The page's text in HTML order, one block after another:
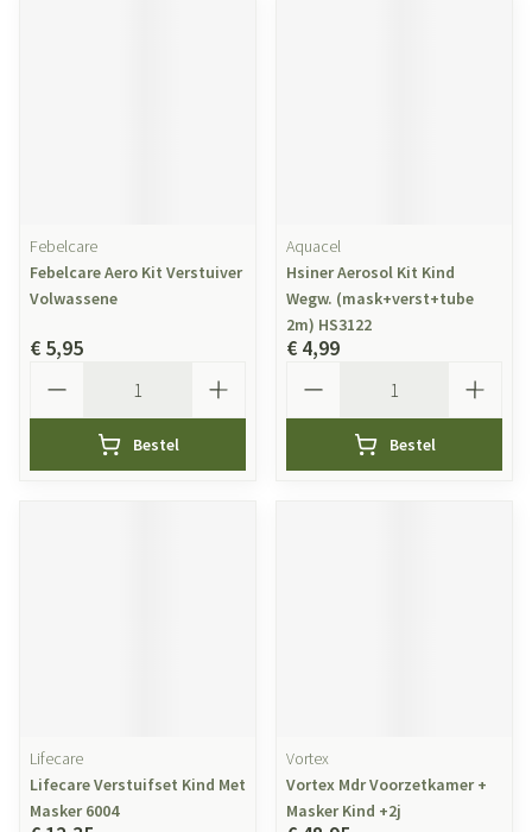
Febelcare
Febelcare Aero Kit Verstuiver
Volwassene
€ 5,95
Bestel
Aquacel
Hsiner Aerosol Kit Kind
Wegw. (mask+verst+tube
2m) HS3122
€ 4,99
Bestel
Lifecare
Lifecare Verstuifset Kind Met
Masker 6004
Vortex
Vortex Mdr Voorzetkamer +
Masker Kind +2j